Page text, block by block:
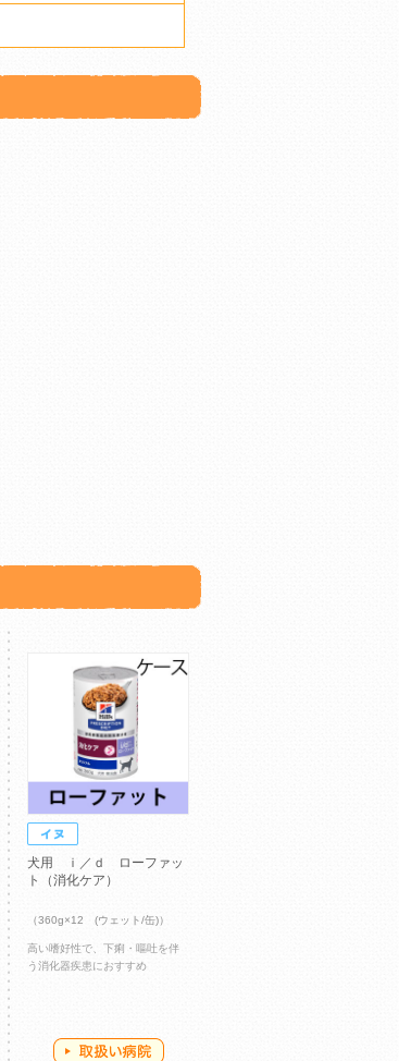
犬用 ｉ／ｄ ローファッ
ト（消化ケア）
（360g×12 (ウェット/缶)）
高い嗜好性で、下痢・嘔吐を伴
う消化器疾患におすすめ